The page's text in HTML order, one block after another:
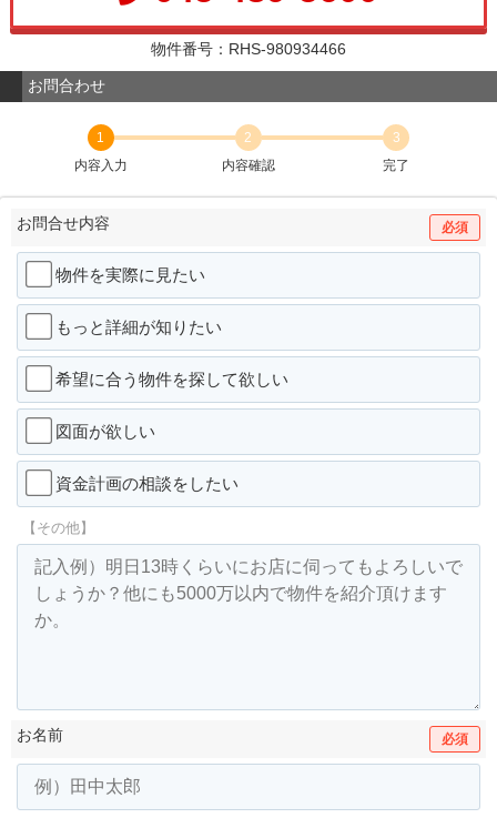
物件番号：RHS-980934466
お問合わせ
1
内容入力
2
内容確認
3
完了
お問合せ内容 必須
物件を実際に見たい
もっと詳細が知りたい
希望に合う物件を探して欲しい
図面が欲しい
資金計画の相談をしたい
【その他】
お名前 必須